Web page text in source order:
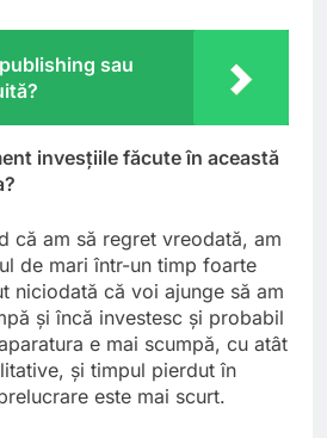
sau
invesţiile făcute în această
că am să regret vreodată, am
de mari într-un timp foarte
niciodată că voi ajunge să am
şi încă investesc şi probabil
e mai scumpă, cu atât
şi timpul pierdut în
este mai scurt.